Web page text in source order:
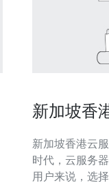
新加坡香
新加坡香港云服务
时代，云服务
用户来说，选